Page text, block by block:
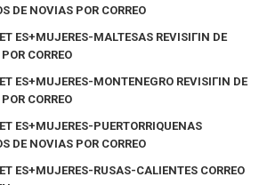
DE NOVIAS POR CORREO
ES+MUJERES-MALTESAS REVISIГІN DE
CORREO
ES+MUJERES-MONTENEGRO REVISIГІN DE
CORREO
ES+MUJERES-PUERTORRIQUENAS
DE NOVIAS POR CORREO
ES+MUJERES-RUSAS-CALIENTES CORREO